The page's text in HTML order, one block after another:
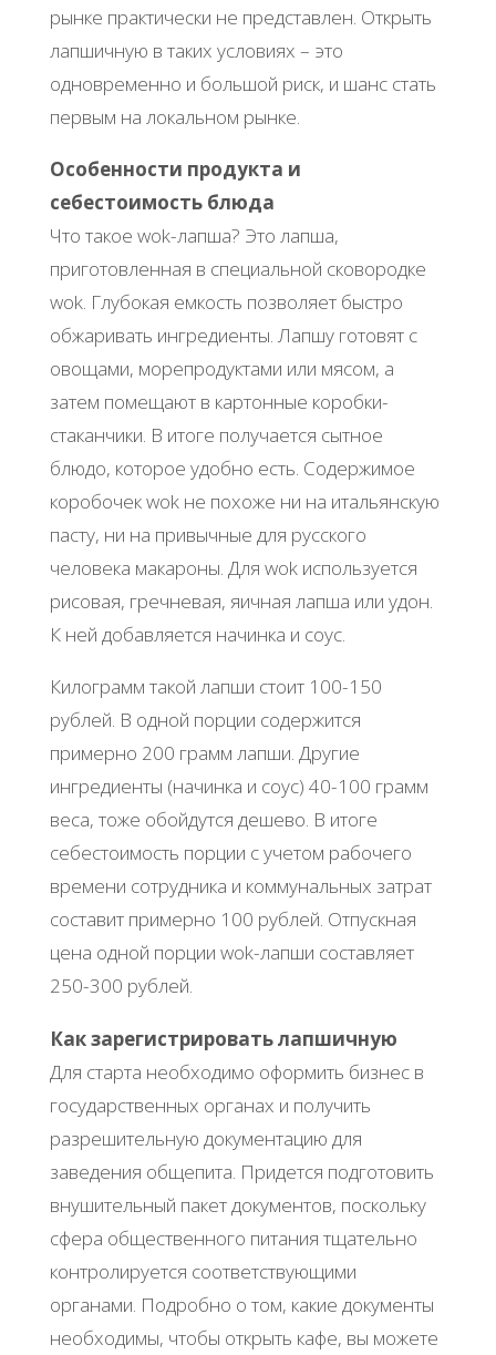
рынке практически не представлен. Открыть
лапшичную в таких условиях – это
одновременно и большой риск, и шанс стать
первым на локальном рынке.
Особенности продукта и
себестоимость блюда
Что такое wok-лапша? Это лапша,
приготовленная в специальной сковородке
wok. Глубокая емкость позволяет быстро
обжаривать ингредиенты. Лапшу готовят с
овощами, морепродуктами или мясом, а
затем помещают в картонные коробки-
стаканчики. В итоге получается сытное
блюдо, которое удобно есть. Содержимое
коробочек wok не похоже ни на итальянскую
пасту, ни на привычные для русского
человека макароны. Для wok используется
рисовая, гречневая, яичная лапша или удон.
К ней добавляется начинка и соус.
Килограмм такой лапши стоит 100-150
рублей. В одной порции содержится
примерно 200 грамм лапши. Другие
ингредиенты (начинка и соус) 40-100 грамм
веса, тоже обойдутся дешево. В итоге
себестоимость порции с учетом рабочего
времени сотрудника и коммунальных затрат
составит примерно 100 рублей. Отпускная
цена одной порции wok-лапши составляет
250-300 рублей.
Как зарегистрировать лапшичную
Для старта необходимо оформить бизнес в
государственных органах и получить
разрешительную документацию для
заведения общепита. Придется подготовить
внушительный пакет документов, поскольку
сфера общественного питания тщательно
контролируется соответствующими
органами. Подробно о том, какие документы
необходимы, чтобы открыть кафе, вы можете